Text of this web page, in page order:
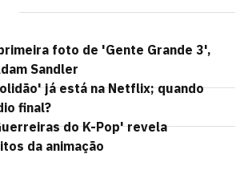
foto de 'Gente Grande 3',
Sandler
já está na Netflix; quando
final?
do K-Pop' revela
da animação